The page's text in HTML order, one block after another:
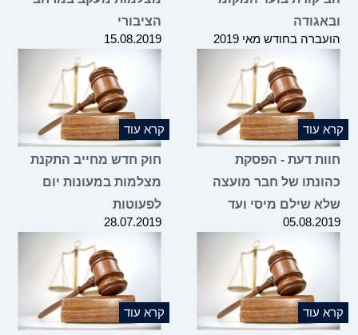
בחודש מאי 2019
הציבורי
15.08.2019
עוד
דעת - הפסקת
של חבר מועצה
שילם מיסי ועד
קרא עוד
חוק חדש מחייב התקנת
מצלמות במעונות יום
לפעוטות
28.07.2019
עוד קרא עוד